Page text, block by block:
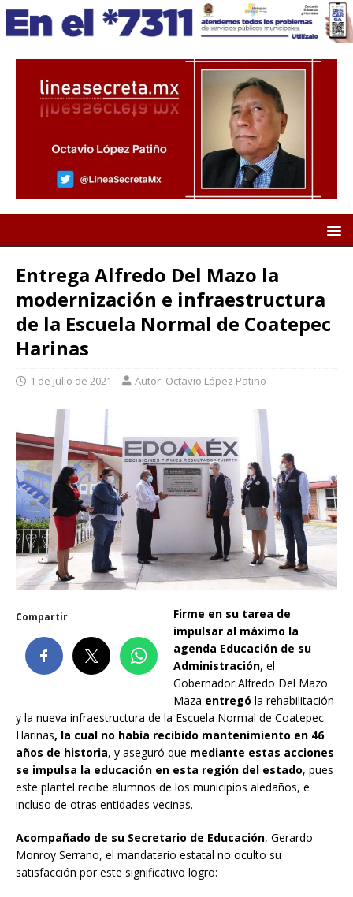
Entrega Alfredo Del Mazo la
modernización e infraestructura
de la Escuela Normal de Coatepec
Harinas
1 de julio de 2021 Autor: Octavio López Patiño
Compartir
Firme en su tarea de
impulsar al máximo la
agenda Educación de su
Administración, el
Gobernador Alfredo Del Mazo
Maza entregó la rehabilitación
y la nueva infraestructura de la Escuela Normal de Coatepec
Harinas, la cual no había recibido mantenimiento en 46
años de historia, y aseguró que mediante estas acciones
se impulsa la educación en esta región del estado, pues
este plantel recibe alumnos de los municipios aledaños, e
incluso de otras entidades vecinas.
Acompañado de su Secretario de Educación, Gerardo
Monroy Serrano, el mandatario estatal no oculto su
satisfacción por este significativo logro: